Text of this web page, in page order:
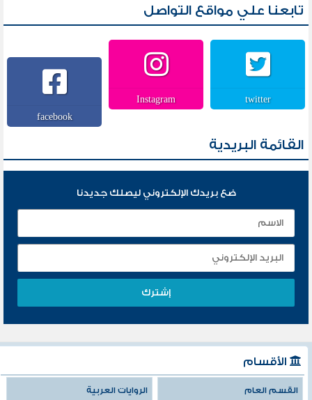
تابعنا علي مواقع التواصل
twitter
Instagram
facebook
القائمة البريدية
ضع بريدك الإلكتروني ليصلك جديدنا
الأقسام
القسم العام الروايات العربية